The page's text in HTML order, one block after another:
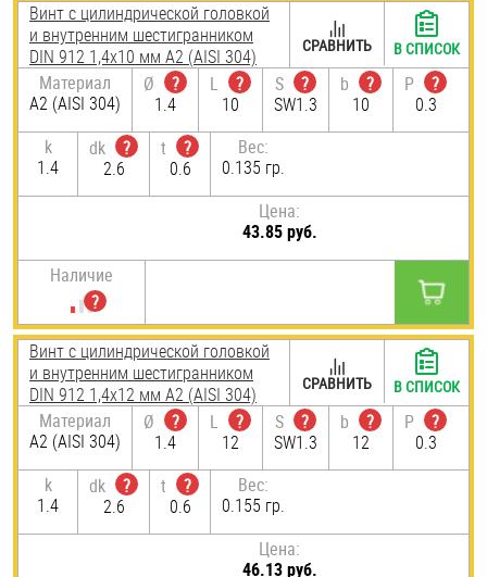
Винт с цилиндрической головкой
и внутренним шестигранником
DIN 912 1,4х10 мм А2 (AISI 304)
Материал
А2 (AISI 304)
Ø
?
1.4
L
?
10
S
?
SW1.3
b
?
10
P
?
0.3
k
1.4
dk
?
2.6
t
?
0.6
Вес:
0.135 гр.
Цена:
43.85 руб.
Наличие
СРАВНИТЬ В СПИСОК
Винт с цилиндрической головкой
и внутренним шестигранником
DIN 912 1,4х12 мм А2 (AISI 304)
Материал
А2 (AISI 304)
Ø
?
1.4
L
?
12
S
?
SW1.3
b
?
12
P
?
0.3
k
1.4
dk
?
2.6
t
?
0.6
Вес:
0.155 гр.
Цена:
46.13 руб.
СРАВНИТЬ В СПИСОК